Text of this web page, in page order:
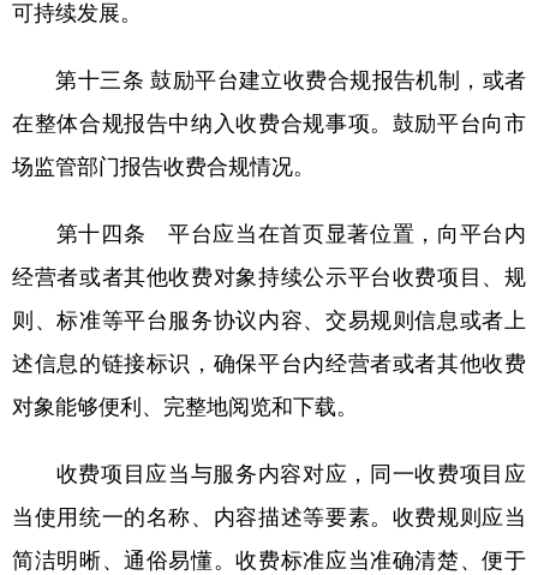
可持续发展。
第十三条 鼓励平台建立收费合规报告机制，或者
在整体合规报告中纳入收费合规事项。鼓励平台向市
场监管部门报告收费合规情况。
第十四条 平台应当在首页显著位置，向平台内
经营者或者其他收费对象持续公示平台收费项目、规
则、标准等平台服务协议内容、交易规则信息或者上
述信息的链接标识，确保平台内经营者或者其他收费
对象能够便利、完整地阅览和下载。
收费项目应当与服务内容对应，同一收费项目应
当使用统一的名称、内容描述等要素。收费规则应当
简洁明晰、通俗易懂。收费标准应当准确清楚、便于